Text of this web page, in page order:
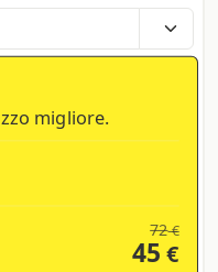
variare a seconda
nel carrello
migliore.
72€
45 €